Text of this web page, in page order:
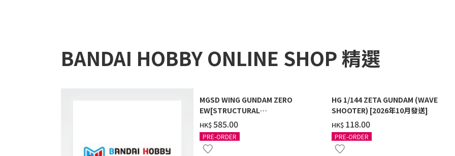
BANDAI HOBBY ONLINE SHOP 精選
MGSD WING GUNDAM ZERO
EW[STRUCTURAL
COATING/BLACK] [2026年12月發送]
HK$‌585.00
PRE-ORDER
HG 1/144 ZETA GUNDAM (WAVE
SHOOTER) [2026年10月發送]
HK$ ‌118.00
PRE-ORDER